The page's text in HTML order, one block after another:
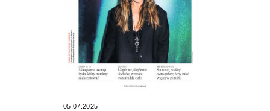
05.07.2025